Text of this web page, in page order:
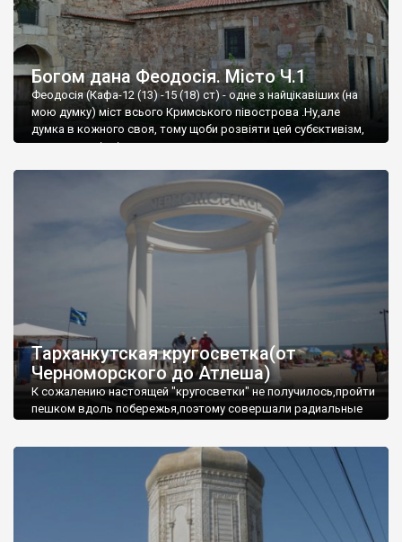
Богом дана Феодосія. Місто Ч.1
Феодосія (Кафа-12 (13) -15 (18) ст) - одне з найцікавіших (на
мою думку) міст всього Кримського півострова .Ну,але
думка в кожного своя, тому щоби розвіяти цей субєктивізм,
запрошую відвідати це
Тарханкутская кругосветка(от
Черноморского до Атлеша)
К сожалению настоящей "кругосветки" не получилось,пройти
пешком вдоль побережья,поэтому совершали радиальные